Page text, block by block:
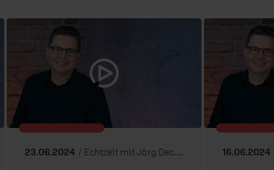
23.06.2024 / Echtzeit mit Jörg Dechert 16.06.2024